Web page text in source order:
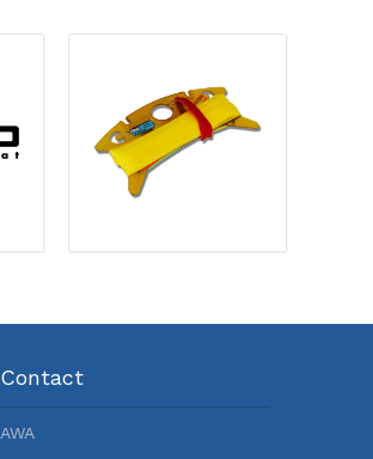
Contact
AWA